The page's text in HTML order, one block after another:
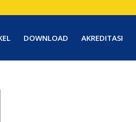
DOWNLOAD AKREDITASI